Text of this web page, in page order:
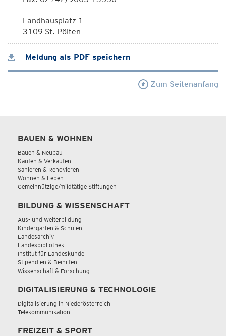
Landhausplatz 1
3109 St. Pölten
Meldung als PDF speichern
Zum Seitenanfang
BAUEN & WOHNEN
Bauen & Neubau
Kaufen & Verkaufen
Sanieren & Renovieren
Wohnen & Leben
Gemeinnützige/mildtätige Stiftungen
BILDUNG & WISSENSCHAFT
Aus- und Weiterbildung
Kindergärten & Schulen
Landesarchiv
Landesbibliothek
Institut für Landeskunde
Stipendien & Beihilfen
Wissenschaft & Forschung
DIGITALISIERUNG & TECHNOLOGIE
Digitalisierung in Niederösterreich
Telekommunikation
FREIZEIT & SPORT